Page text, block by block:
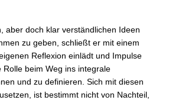
aber doch klar verständlichen Ideen
zu geben, schließt er mit einem
Reflexion einlädt und Impulse
beim Weg ins integrale
und zu definieren. Sich mit diesen
ist bestimmt nicht von Nachteil,